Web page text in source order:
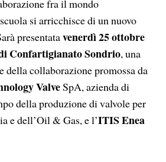
fra il mondo
si arricchisce di un nuovo
presentatavenerdì 25 ottobre
Confartigianato Sondrio, una
della collaborazione promossa da
ValveSpA, azienda di
della produzione di valvole per
e dell’Oil & Gas, e l’ITIS Enea